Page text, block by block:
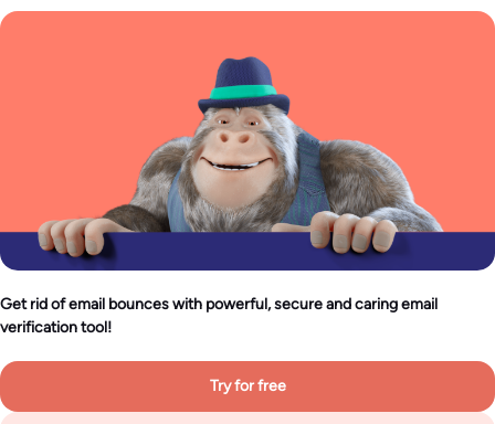
Get rid of email bounces with powerful, secure and caring email
verification tool!
Try for free